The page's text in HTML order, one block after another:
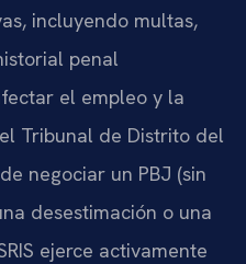
incluyendo multas,
penal
el empleo y la
Tribunal de Distrito del
negociar un PBJ (sin
desestimación o una
ejerce activamente